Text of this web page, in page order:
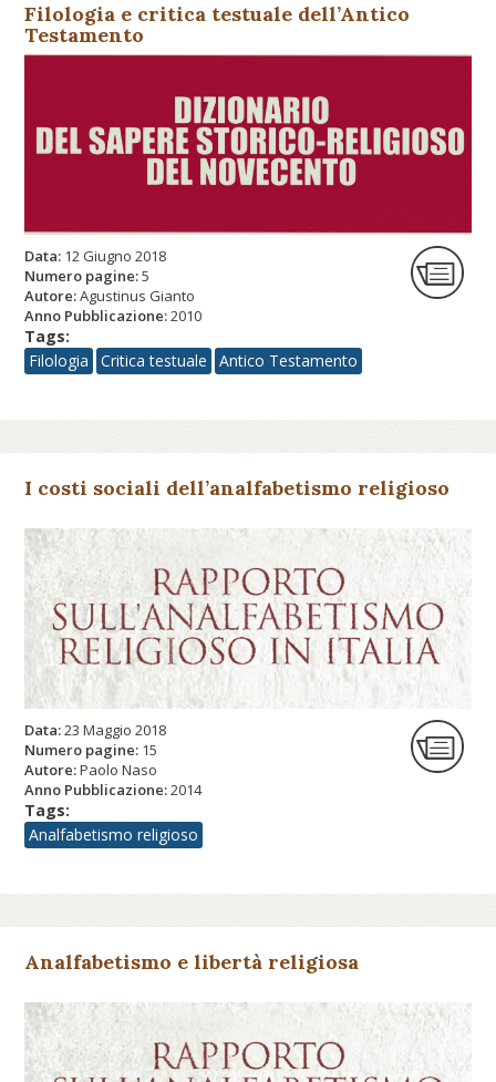
Filologia e critica testuale dell’Antico
Testamento
Data: 12 Giugno 2018
Numero pagine:5
Autore:Agustinus Gianto
Anno Pubblicazione:2010
Tags:
Filologia
Critica testuale Antico Testamento
I costi sociali dell’analfabetismo religioso
Data:23 Maggio 2018
Numero pagine: 15
Autore:Paolo Naso
Anno Pubblicazione:2014
Tags:
Analfabetismo religioso
Analfabetismo e libertà religiosa